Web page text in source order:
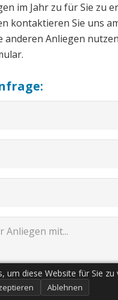
zu für Sie zu erreichen.
Sie uns am
anderen Anliegen
um diese Website für Sie zu
Ablehnen